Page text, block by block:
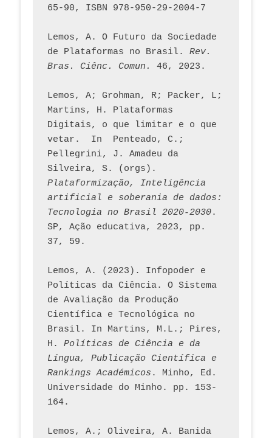
65-90, ISBN 978-950-29-2004-7
Lemos, A. O Futuro da Sociedade
de Plataformas no Brasil. Rev.
Bras. Ciênc. Comun.
Lemos, A; Grohman, R; Packer, L;
Martins, H. Plataformas
Digitais, o que limitar e o que
vetar.  In  Penteado, C.;
Pellegrini, J. Amadeu da
Plataformização, Inteligência
artificial e soberania de dados:
Tecnologia no Brasil 2020-2030.
SP, Ação educativa, 2023, pp.
37, 59.
Lemos, A. (2023). Infopoder e
Políticas da Ciência. O Sistema
de Avaliação da Produção
Científica e Tecnológica no
Brasil. In Martins, M.L.; Pires,
H. Políticas de Ciência e da
Língua, Publicação Científica e
Rankings Académicos . Minho, Ed.
Universidade do Minho. pp. 153-
164.
Lemos, A.; Oliveira, A. Banida